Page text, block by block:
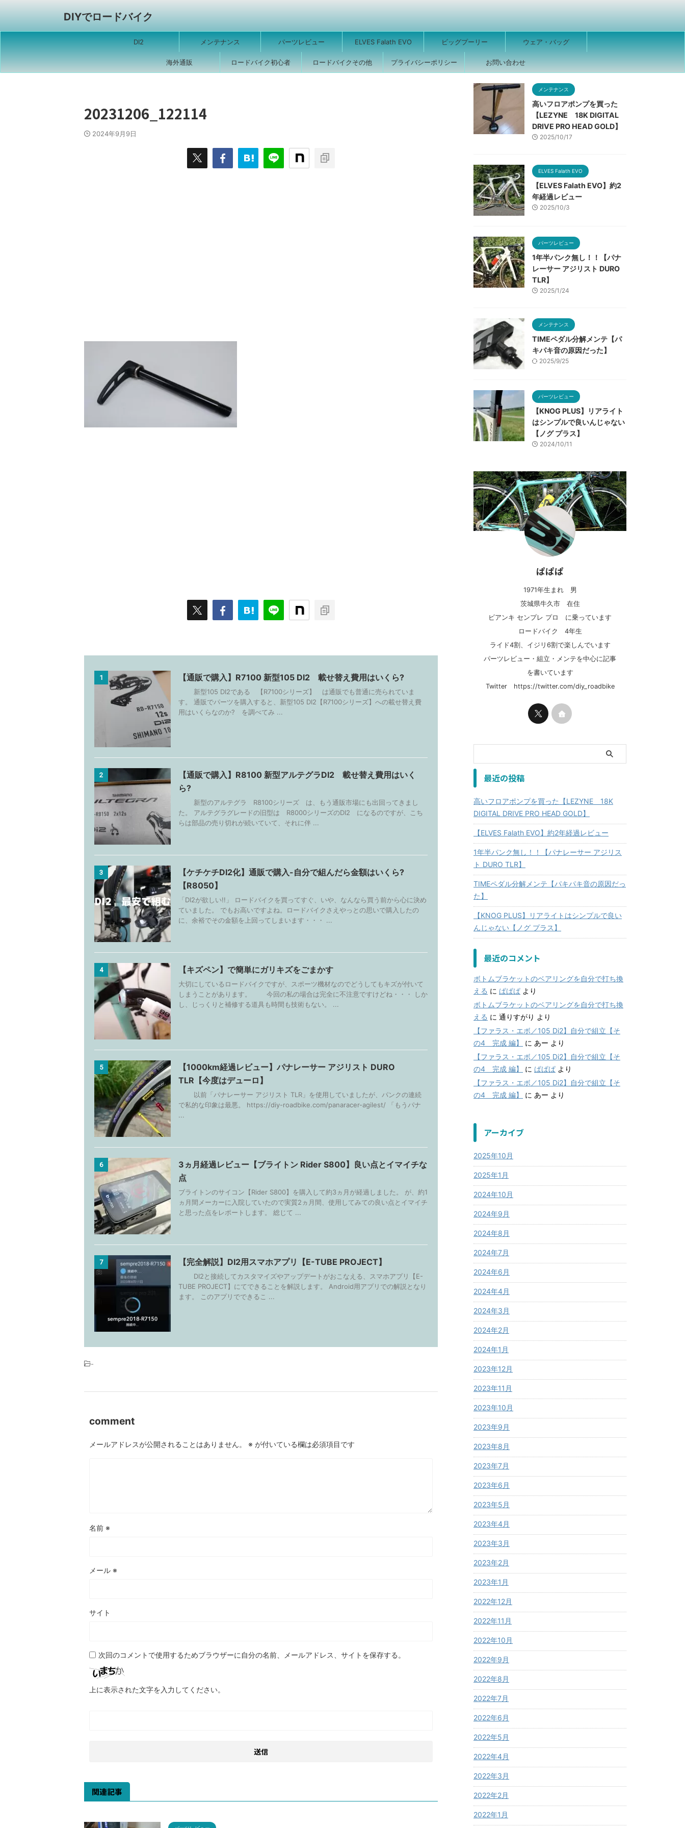
DIYでロードバイク
DI2 メンテナンス パーツレビュー ELVES Falath EVO ビッグプーリー ウェア・バッグ
海外通販 ロードバイク初心者 ロードバイクその他 プライバシーポリシー お問い合わせ
20231206_122114
2024年9月9日
1 【通販で購入】R7100 新型105 DI2 載せ替え費用はいくら?
新型105 DI2である 【R7100シリーズ】 は通販でも普通に売られていま
す。 通販でパーツを購入すると、新型105 DI2【R7100シリーズ】への載せ替え費
用はいくらなのか? を調べてみ ...
2
【通販で購入】R8100 新型アルテグラDI2 載せ替え費用はいく
ら?
新型のアルテグラ R8100シリーズ は、もう通販市場にも出回ってきまし
た。 アルテグラグレードの旧型は R8000シリーズのDI2 になるのですが、こち
らは部品の売り切れが続いていて、それに伴 ...
3
【ケチケチDI2化】通販で購入-自分で組んだら金額はいくら?
【R8050】
「DI2が欲しい!!」 ロードバイクを買ってすぐ、いや、なんなら買う前から心に決め
ていました。 でもお高いですよね。ロードバイクさえやっとの思いで購入したの
に、余裕でその金額を上回ってしまいます・・・ ...
4 【キズペン】で簡単にガリキズをごまかす
大切にしているロードバイクですが、スポーツ機材なのでどうしてもキズが付いて
しまうことがあります。 今回の私の場合は完全に不注意ですけどね・・・ しか
し、じっくりと補修する道具も時間も技術もない。 ...
5
【1000km経過レビュー】パナレーサー アジリスト DURO
TLR【今度はデューロ】
以前「パナレーサー アジリスト TLR」を使用していましたが、パンクの連続
で私的な印象は最悪。 https://diy-roadbike.com/panaracer-agilest/ 「もうパナ
...
6
3ヵ月経過レビュー【ブライトン Rider S800】良い点とイマイチな
点
ブライトンのサイコン【Rider S800】を購入して約3ヵ月が経過しました。 が、約1
ヵ月間メーカーに入院していたので実質2ヵ月間、使用してみての良い点とイマイチ
と思った点をレポートします。 総じて ...
7 【完全解説】DI2用スマホアプリ【E-TUBE PROJECT】
DI2と接続してカスタマイズやアップデートがおこなえる、スマホアプリ【E-
TUBE PROJECT】にてできることを解説します。 Android用アプリでの解説となり
ます。 このアプリでできるこ ...
-
comment
メールアドレスが公開されることはありません。 ※ が付いている欄は必須項目です
名前 ※
メール ※
サイト
次回のコメントで使用するためブラウザーに自分の名前、メールアドレス、サイトを保存する。
上に表示された文字を入力してください。
関連記事
メンテナンス
高いフロアポンプを買った
【LEZYNE 18K DIGITAL
DRIVE PRO HEAD GOLD】
2025/10/17
ELVES Falath EVO
【ELVES Falath EVO】約2
年経過レビュー
2025/10/3
パーツレビュー
1年半パンク無し！！【パナ
レーサー アジリスト DURO
TLR】
2025/1/24
メンテナンス
TIMEペダル分解メンテ【パ
キパキ音の原因だった】
2025/9/25
パーツレビュー
【KNOG PLUS】リアライト
はシンプルで良いんじゃない
【ノグ プラス】
2024/10/11
ぱぱぱ
1971年生まれ 男
茨城県牛久市 在住
ビアンキ センプレ プロ に乗っています
ロードバイク 4年生
ライド4割、イジリ6割で楽しんでいます
パーツレビュー・組立・メンテを中心に記事
を書いています
Twitter https://twitter.com/diy_roadbike
最近の投稿
高いフロアポンプを買った【LEZYNE 18K
DIGITAL DRIVE PRO HEAD GOLD】
【ELVES Falath EVO】約2年経過レビュー
1年半パンク無し！！【パナレーサー アジリス
ト DURO TLR】
TIMEペダル分解メンテ【パキパキ音の原因だっ
た】
【KNOG PLUS】リアライトはシンプルで良い
んじゃない【ノグ プラス】
最近のコメント
ボトムブラケットのベアリングを自分で打ち換
える に ぱぱぱ より
ボトムブラケットのベアリングを自分で打ち換
える に 通りすがり より
【ファラス・エボ／105 Di2】自分で組立【そ
の4 完成 編】
に あー より
【ファラス・エボ／105 Di2】自分で組立【そ
の4 完成 編】
に ぱぱぱ より
【ファラス・エボ／105 Di2】自分で組立【そ
の4 完成 編】
に あー より
アーカイブ
2025年10月
2025年1月
2024年10月
2024年9月
2024年8月
2024年7月
2024年6月
2024年4月
2024年3月
2024年2月
2024年1月
2023年12月
2023年11月
2023年10月
2023年9月
2023年8月
2023年7月
2023年6月
2023年5月
2023年4月
2023年3月
2023年2月
2023年1月
2022年12月
2022年11月
2022年10月
2022年9月
2022年8月
2022年7月
2022年6月
2022年5月
2022年4月
2022年3月
2022年2月
2022年1月